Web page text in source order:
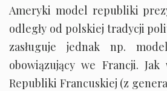
Ameryki model republiki
odległy od polskiej tradycji
zasługuje jednak np.
obowiązujący we Francji.
Republiki Francuskiej (z